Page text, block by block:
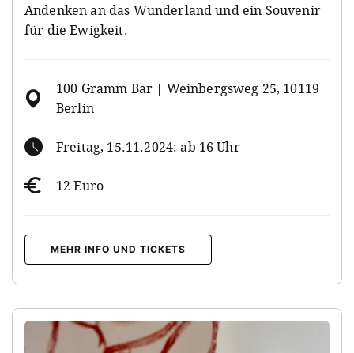
Andenken an das Wunderland und ein Souvenir
für die Ewigkeit.
100 Gramm Bar | Weinbergsweg 25, 10119
Berlin
Freitag, 15.11.2024: ab 16 Uhr
12 Euro
MEHR INFO UND TICKETS